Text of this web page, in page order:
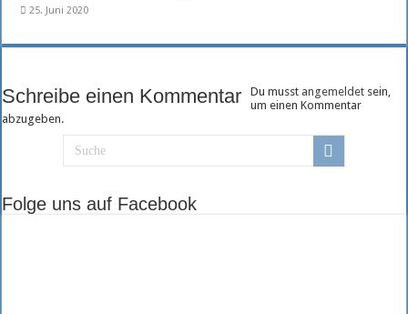
25. Juni 2020
Schreibe einen Kommentar Du musst angemeldet sein,
um einen Kommentar
abzugeben.
Folge uns auf Facebook